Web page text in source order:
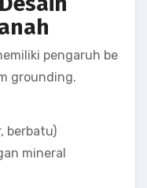
pengaruh be
grounding.
berbatu)
mineral